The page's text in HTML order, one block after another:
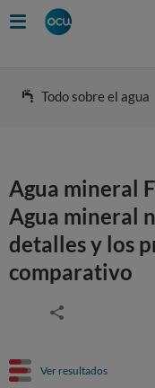
Todo sobre el agua
Agua mineral
Agua mineral
detalles y los
comparativo
Ver resultados